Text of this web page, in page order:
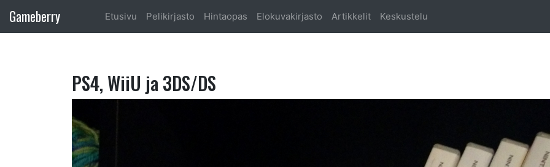
Gameberry Etusivu Pelikirjasto Hintaopas Elokuvakirjasto Artikkelit Keskustelu
PS4, WiiU ja 3DS/DS